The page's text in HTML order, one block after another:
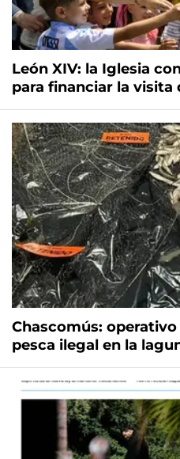
León XIV: la Iglesia
para financiar la visita
Chascomús:
pesca ilegal en la